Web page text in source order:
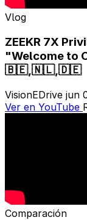
Vlog
ZEEKR 7X
"Welcome to
🇧🇪,🇳🇱,🇩🇪
VisionEDrive jun
Ver en YouTube
Comparación